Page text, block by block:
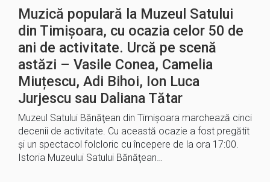
Muzică populară la Muzeul Satului
din Timișoara, cu ocazia celor 50 de
ani de activitate. Urcă pe scenă
astăzi – Vasile Conea, Camelia
Miuțescu, Adi Bihoi, Ion Luca
Jurjescu sau Daliana Tătar
Muzeul Satului Bănăţean din Timişoara marchează cinci
decenii de activitate. Cu această ocazie a fost pregătit
și un spectacol folcloric cu începere de la ora 17:00.
Istoria Muzeului Satului Bănăţean…